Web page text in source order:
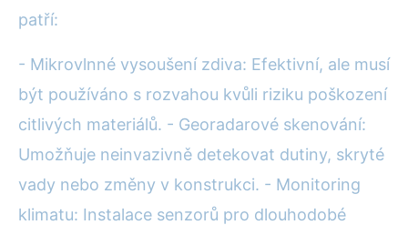
patří:
- Mikrovlnné vysoušení zdiva: Efektivní, ale musí
být používáno s rozvahou kvůli riziku poškození
citlivých materiálů. - Georadarové skenování:
Umožňuje neinvazivně detekovat dutiny, skryté
vady nebo změny v konstrukci. - Monitoring
klimatu: Instalace senzorů pro dlouhodobé